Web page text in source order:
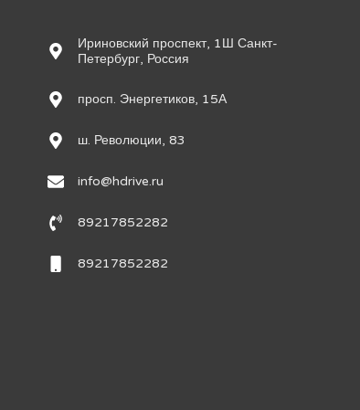
Ириновский проспект, 1Ш Санкт-
Петербург, Россия
просп. Энергетиков, 15А
ш. Революции, 83
info@hdrive.ru
89217852282
89217852282